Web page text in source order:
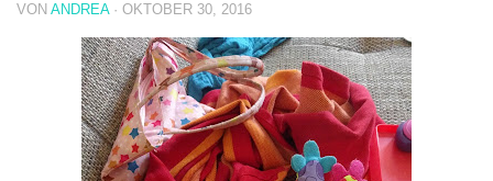
VON ANDREA · OKTOBER 30, 2016